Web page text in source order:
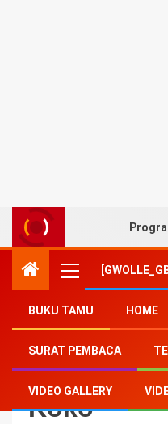
BUKU TAMU HOME
SURAT PEMBACA
VIDEO GALLERY
Home-Koko
Koko